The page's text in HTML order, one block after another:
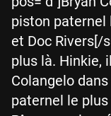
piston paternel
et Doc Rivers[/
plus là. Hinkie,
Colangelo
paternel le